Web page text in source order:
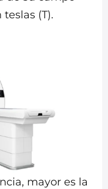
(T).
mayor es la